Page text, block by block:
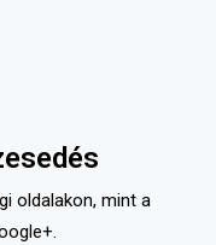
oldalakon, mint a